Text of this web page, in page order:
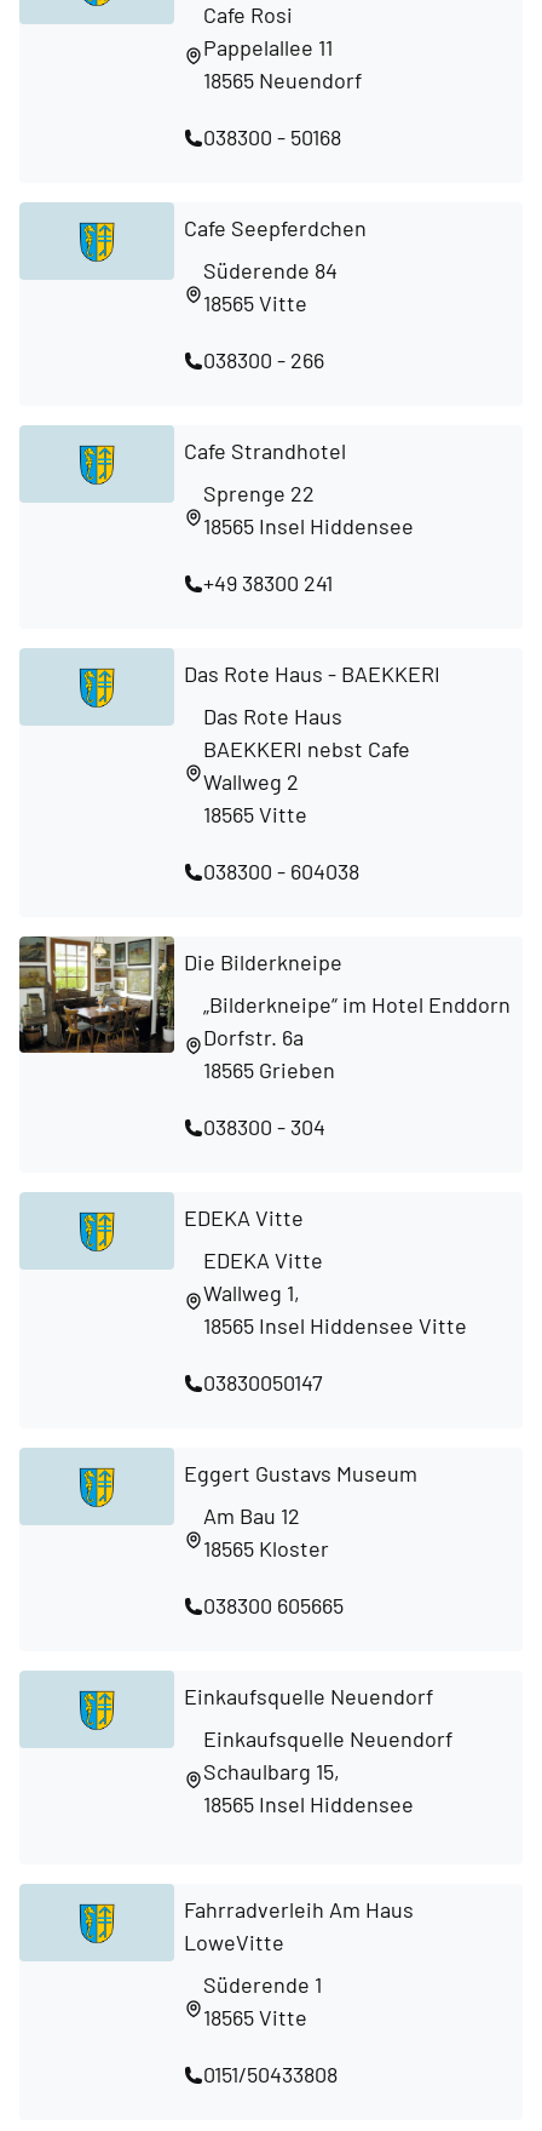
Cafe Rosi
Pappelallee 11
18565 Neuendorf
038300 - 50168
Cafe Seepferdchen
Süderende 84
18565 Vitte
038300 - 266
Cafe Strandhotel
Sprenge 22
18565 Insel Hiddensee
+49 38300 241
Das Rote Haus - BAEKKERI
Das Rote Haus
BAEKKERI nebst Cafe
Wallweg 2
18565 Vitte
038300 - 604038
Die Bilderkneipe
„Bilderkneipe“ im Hotel Enddorn
Dorfstr. 6a
18565 Grieben
038300 - 304
EDEKA Vitte
EDEKA Vitte
Wallweg 1,
18565 Insel Hiddensee Vitte
03830050147
Eggert Gustavs Museum
Am Bau 12
18565 Kloster
038300 605665
Einkaufsquelle Neuendorf
Einkaufsquelle Neuendorf
Schaulbarg 15,
18565 Insel Hiddensee
Fahrradverleih Am Haus
LoweVitte
Süderende 1
18565 Vitte
0151/50433808